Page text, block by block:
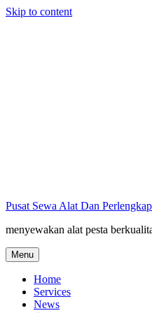
Skip to content
Pusat Sewa Alat Dan
menyewakan alat pesta
Menu
Home
Services
News